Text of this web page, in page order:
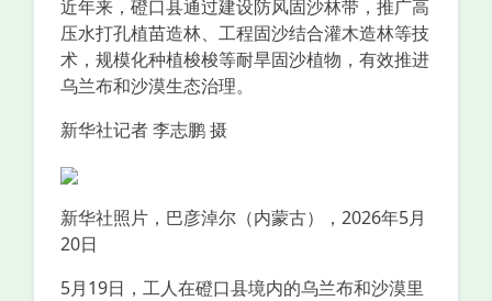
近年来，磴口县通过建设防风固沙林带，推广高
压水打孔植苗造林、工程固沙结合灌木造林等技
术，规模化种植梭梭等耐旱固沙植物，有效推进
乌兰布和沙漠生态治理。
新华社记者 李志鹏 摄
新华社照片，巴彦淖尔（内蒙古），2026年5月
20日
5月19日，工人在磴口县境内的乌兰布和沙漠里